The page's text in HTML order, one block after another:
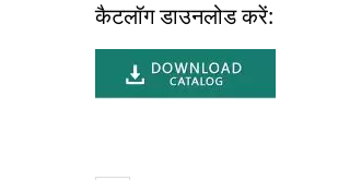
कैटलॉग डाउनलोड करें: